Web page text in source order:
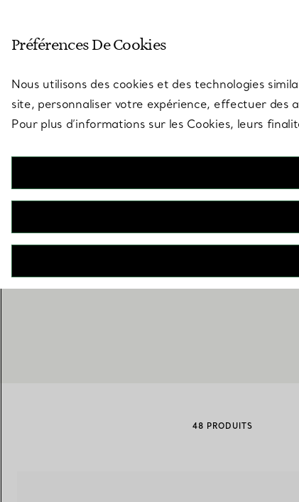
souvenirs impérissables d’un jour merveilleux.
48 PRODUITS
Préférences De Cookies
Nous utilisons des cookies et des technologies
site, personnaliser votre expérience, effectuer des
Pour plus d’informations sur les Cookies, leurs